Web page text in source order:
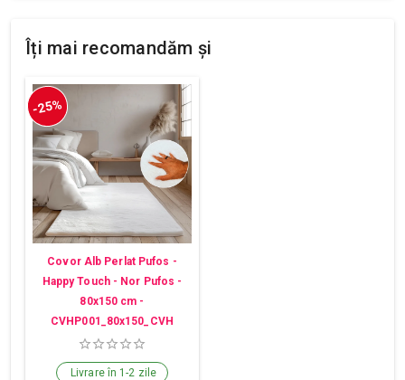
Îți mai recomandăm și
-25%
Covor Alb Perlat Pufos -
Happy Touch - Nor Pufos -
80x150 cm -
CVHP001_80x150_CVH
Livrare în 1-2 zile